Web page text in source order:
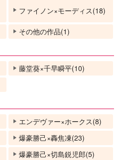
ファイノン×モーディス(18)
その他の作品(1)
藤堂葵×千早瞬平(10)
エンデヴァー×ホークス(8)
爆豪勝己×轟焦凍(23)
爆豪勝己×切島鋭児郎(5)